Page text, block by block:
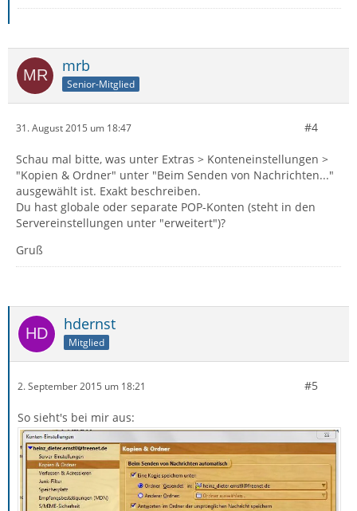
mrb
Senior-Mitglied
31. August 2015 um 18:47 #4
Schau mal bitte, was unter Extras > Konteneinstellungen >
"Kopien & Ordner" unter "Beim Senden von Nachrichten..."
ausgewählt ist. Exakt beschreiben.
Du hast globale oder separate POP-Konten (steht in den
Servereinstellungen unter "erweitert")?
Gruß
hdernst
Mitglied
2. September 2015 um 18:21 #5
So sieht's bei mir aus: